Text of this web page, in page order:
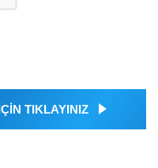
TIKLAYINIZ